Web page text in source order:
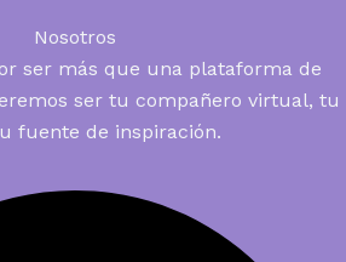
Nosotros
ser más que una plataforma de
ser tu compañero virtual, tu
fuente de inspiración.